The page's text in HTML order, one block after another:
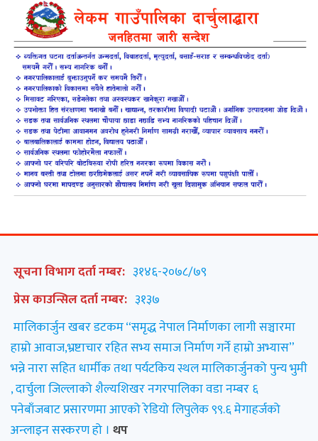
सूचना विभाग दर्ता नम्बर: ३१४६-२०७८/७९
प्रेस काउन्सिल दर्ता नम्बर: ३१३७
मालिकार्जुन खबर डटकम “समृद्ध नेपाल निर्माणका लागी सञ्चारमा
हाम्रो आवाज,भ्रष्टाचार रहित सभ्य समाज निर्माण गर्ने हाम्रो अभ्यास”
भन्ने नारा सहित धार्मीक तथा पर्यटकिय स्थल मालिकार्जुनको पुन्य भुमी
, दार्चुला जिल्लाको शैल्यशिखर नगरपालिका वडा नम्बर ६
पनेबाँजबाट प्रसारणमा आएको रेडियो लिपुलेक ९९.६ मेगाहर्जको
अन्लाइन सस्करण हो । थप